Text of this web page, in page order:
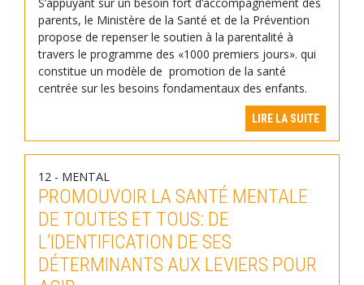
parents, le Ministère de la Santé et de la Prévention
propose de repenser le soutien à la parentalité à
travers le programme des «1000 premiers jours». qui
constitue un modèle de promotion de la santé
centrée sur les besoins fondamentaux des enfants.
LIRE LA SUITE
12 - MENTAL
PROMOUVOIR LA SANTÉ MENTALE
DE TOUTES ET TOUS: DE
L’IDENTIFICATION DE SES
DÉTERMINANTS AUX LEVIERS POUR